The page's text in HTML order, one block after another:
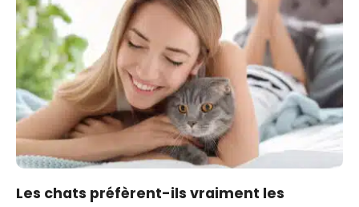
Les chats préfèrent-ils vraiment les